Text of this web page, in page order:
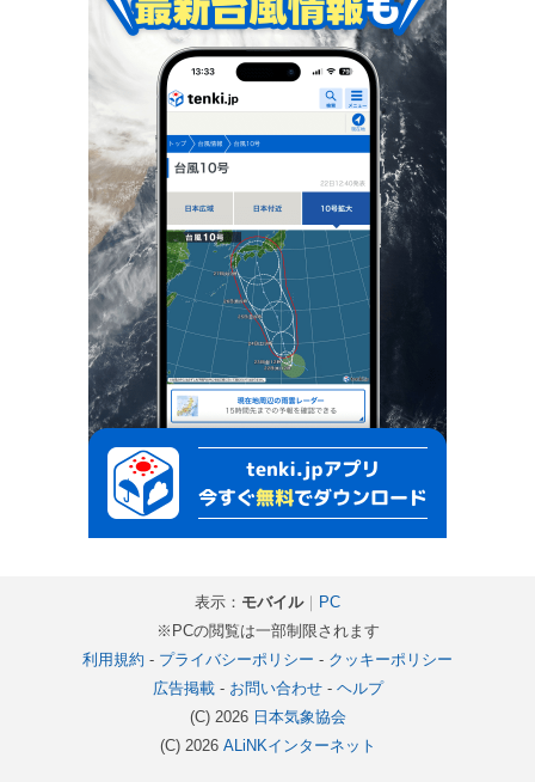
表示： モバイル｜
PC
※PCの閲覧は一部制限されます
利用規約 - プライバシーポリシー - クッキーポリシー
広告掲載- お問い合わせ- ヘルプ
(C) 2026 日本気象協会
(C) 2026 ALiNKインターネット